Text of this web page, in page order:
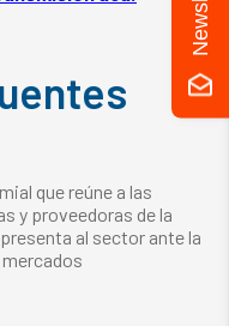
que reúne a las
y proveedoras de la
al sector ante la